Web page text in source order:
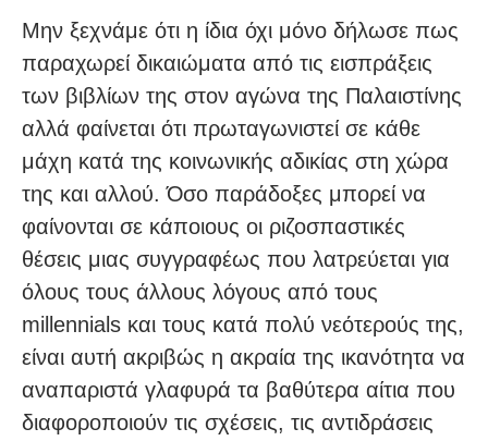
Μην ξεχνάμε ότι η ίδια όχι μόνο δήλωσε πως
παραχωρεί δικαιώματα από τις εισπράξεις
των βιβλίων της στον αγώνα της Παλαιστίνης
αλλά φαίνεται ότι πρωταγωνιστεί σε κάθε
μάχη κατά της κοινωνικής αδικίας στη χώρα
της και αλλού. Όσο παράδοξες μπορεί να
φαίνονται σε κάποιους οι ριζοσπαστικές
θέσεις μιας συγγραφέως που λατρεύεται για
όλους τους άλλους λόγους από τους
millennials και τους κατά πολύ νεότερούς της,
είναι αυτή ακριβώς η ακραία της ικανότητα να
αναπαριστά γλαφυρά τα βαθύτερα αίτια που
διαφοροποιούν τις σχέσεις, τις αντιδράσεις